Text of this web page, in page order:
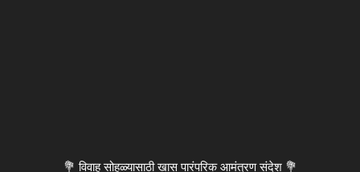
💐 विवाह सोहळ्यासाठी खास पारंपरिक आमंत्रण संदेश 💐